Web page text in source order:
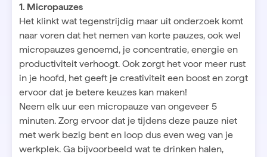
1. Micropauzes
Het klinkt wat tegenstrijdig maar uit onderzoek komt
naar voren dat het nemen van korte pauzes, ook wel
micropauzes genoemd, je concentratie, energie en
productiviteit verhoogt. Ook zorgt het voor meer rust
in je hoofd, het geeft je creativiteit een boost en zorgt
ervoor dat je betere keuzes kan maken!
Neem elk uur een micropauze van ongeveer 5
minuten. Zorg ervoor dat je tijdens deze pauze niet
met werk bezig bent en loop dus even weg van je
werkplek. Ga bijvoorbeeld wat te drinken halen,